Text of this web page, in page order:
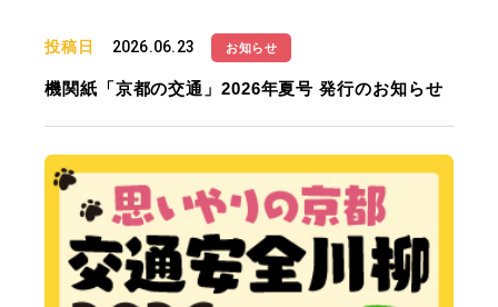
投稿日 2026.06.23 お知らせ
機関紙「京都の交通」2026年夏号 発行のお知らせ